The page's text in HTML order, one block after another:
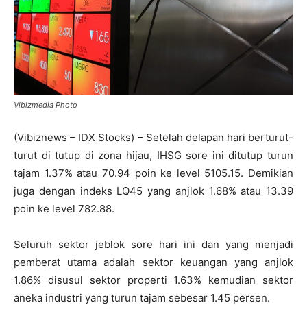
Vibizmedia Photo
(Vibiznews – IDX Stocks) – Setelah delapan hari berturut-
turut di tutup di zona hijau, IHSG sore ini ditutup turun
tajam 1.37% atau 70.94 poin ke level 5105.15. Demikian
juga dengan indeks LQ45 yang anjlok 1.68% atau 13.39
poin ke level 782.88.
Seluruh sektor jeblok sore hari ini dan yang menjadi
pemberat utama adalah sektor keuangan yang anjlok
1.86% disusul sektor properti 1.63% kemudian sektor
aneka industri yang turun tajam sebesar 1.45 persen.